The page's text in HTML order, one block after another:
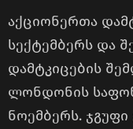
აქციონერთა
სექტემბერს და
დამტკიცების
ლონდონის
ნოემბერს.